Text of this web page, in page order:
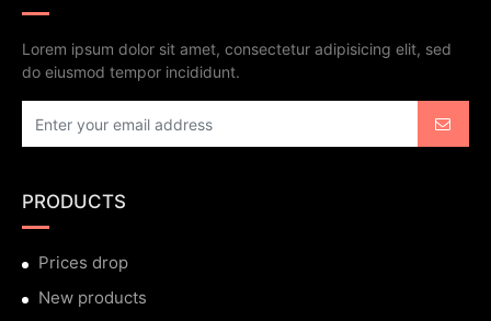
Lorem ipsum dolor sit amet, consectetur adipisicing elit, sed
do eiusmod tempor incididunt.
PRODUCTS
Prices drop
New products